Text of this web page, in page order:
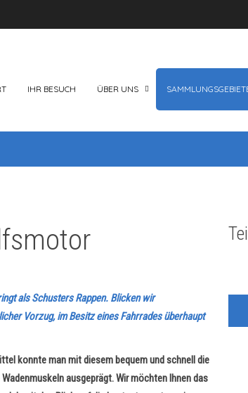
IHR BESUCH ÜBER UNS
als Schusters Rappen. Blicken wir
Vorzug, im Besitz eines Fahrrades überhaupt
konnte man mit diesem bequem und schnell die
ausgeprägt. Wir möchten Ihnen das